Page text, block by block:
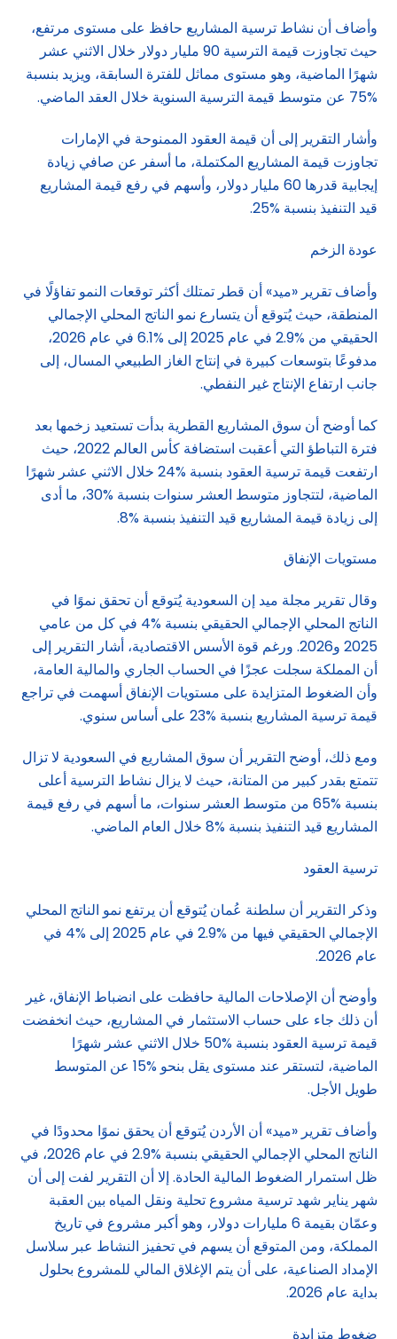
وأضاف أن نشاط ترسية المشاريع حافظ على مستوى مرتفع،
حيث تجاوزت قيمة الترسية 90 مليار دولار خلال الاثني عشر
شهرًا الماضية، وهو مستوى مماثل للفترة السابقة، ويزيد بنسبة
%75 عن متوسط قيمة الترسية السنوية خلال العقد الماضي.
وأشار التقرير إلى أن قيمة العقود الممنوحة في الإمارات
تجاوزت قيمة المشاريع المكتملة، ما أسفر عن صافي زيادة
إيجابية قدرها 60 مليار دولار، وأسهم في رفع قيمة المشاريع
قيد التنفيذ بنسبة %25.
عودة الزخم
وأضاف تقرير «ميد» أن قطر تمتلك أكثر توقعات النمو تفاؤلًا في
المنطقة، حيث يُتوقع أن يتسارع نمو الناتج المحلي الإجمالي
الحقيقي من %2.9 في عام 2025 إلى %6.1 في عام 2026،
مدفوعًا بتوسعات كبيرة في إنتاج الغاز الطبيعي المسال، إلى
جانب ارتفاع الإنتاج غير النفطي.
كما أوضح أن سوق المشاريع القطرية بدأت تستعيد زخمها بعد
فترة التباطؤ التي أعقبت استضافة كأس العالم 2022، حيث
ارتفعت قيمة ترسية العقود بنسبة %24 خلال الاثني عشر شهرًا
الماضية، لتتجاوز متوسط العشر سنوات بنسبة %30، ما أدى
إلى زيادة قيمة المشاريع قيد التنفيذ بنسبة %8.
مستويات الإنفاق
وقال تقرير مجلة ميد إن السعودية يُتوقع أن تحقق نموًا في
الناتج المحلي الإجمالي الحقيقي بنسبة %4 في كل من عامي
2025 و2026. ورغم قوة الأسس الاقتصادية، أشار التقرير إلى
أن المملكة سجلت عجزًا في الحساب الجاري والمالية العامة،
وأن الضغوط المتزايدة على مستويات الإنفاق أسهمت في تراجع
قيمة ترسية المشاريع بنسبة %23 على أساس سنوي.
ومع ذلك، أوضح التقرير أن سوق المشاريع في السعودية لا تزال
تتمتع بقدر كبير من المتانة، حيث لا يزال نشاط الترسية أعلى
بنسبة %65 من متوسط العشر سنوات، ما أسهم في رفع قيمة
المشاريع قيد التنفيذ بنسبة %8 خلال العام الماضي.
ترسية العقود
وذكر التقرير أن سلطنة عُمان يُتوقع أن يرتفع نمو الناتج المحلي
الإجمالي الحقيقي فيها من %2.9 في عام 2025 إلى %4 في
عام 2026.
وأوضح أن الإصلاحات المالية حافظت على انضباط الإنفاق، غير
أن ذلك جاء على حساب الاستثمار في المشاريع، حيث انخفضت
قيمة ترسية العقود بنسبة %50 خلال الاثني عشر شهرًا
الماضية، لتستقر عند مستوى يقل بنحو %15 عن المتوسط
طويل الأجل.
وأضاف تقرير «ميد» أن الأردن يُتوقع أن يحقق نموًا محدودًا في
الناتج المحلي الإجمالي الحقيقي بنسبة %2.9 في عام 2026، في
ظل استمرار الضغوط المالية الحادة. إلا أن التقرير لفت إلى أن
شهر يناير شهد ترسية مشروع تحلية ونقل المياه بين العقبة
وعمّان بقيمة 6 مليارات دولار، وهو أكبر مشروع في تاريخ
المملكة، ومن المتوقع أن يسهم في تحفيز النشاط عبر سلاسل
الإمداد الصناعية، على أن يتم الإغلاق المالي للمشروع بحلول
بداية عام 2026.
ضغوط متزايدة